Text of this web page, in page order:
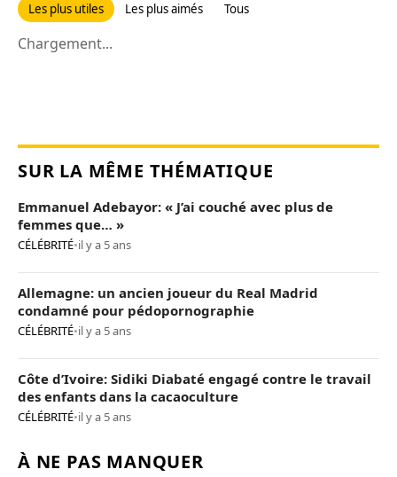
Les plus utiles Les plus aimés Tous
Chargement...
SUR LA MÊME THÉMATIQUE
Emmanuel Adebayor: « J’ai couché avec plus de
femmes que… »
CÉLÉBRITÉ•il y a 5 ans
Allemagne: un ancien joueur du Real Madrid
condamné pour pédopornographie
CÉLÉBRITÉ•il y a 5 ans
Côte d’Ivoire: Sidiki Diabaté engagé contre le travail
des enfants dans la cacaoculture
CÉLÉBRITÉ•il y a 5 ans
À NE PAS MANQUER